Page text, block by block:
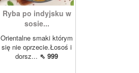
Ryba po indyjsku w
sosie...
Orientalne smaki którym
się nie oprzecie.Łosoś i
dorsz... ⇖ 999